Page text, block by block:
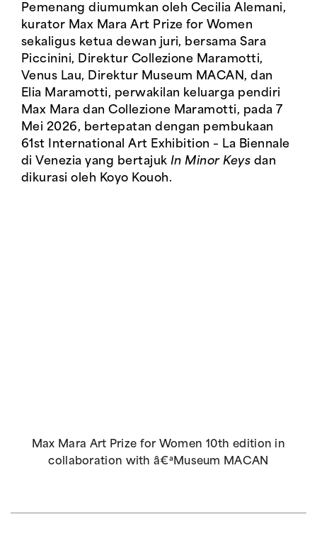
Pemenang diumumkan oleh Cecilia Alemani,
kurator Max Mara Art Prize for Women
sekaligus ketua dewan juri, bersama Sara
Piccinini, Direktur Collezione Maramotti,
Venus Lau, Direktur Museum MACAN, dan
Elia Maramotti, perwakilan keluarga pendiri
Max Mara dan Collezione Maramotti, pada 7
Mei 2026, bertepatan dengan pembukaan
61st International Art Exhibition – La Biennale
di Venezia yang bertajuk In Minor Keys dan
dikurasi oleh Koyo Kouoh.
Max Mara Art Prize for Women 10th edition in
collaboration with â€ªMuseum MACAN